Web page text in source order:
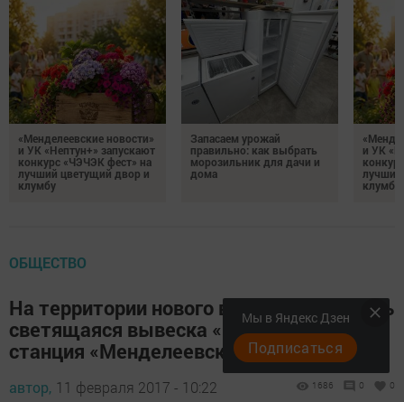
«Менделеевские новости»
и УК «Нептун+» запускают
конкурс «ЧЭЧЭК фест» на
лучший цветущий двор и
клумбу
Запасаем урожай
правильно: как выбрать
морозильник для дачи и
дома
и УК
клумбу
ОБЩЕСТВО
На территории нового вокзала появились
светящаяся вывеска «Менделеевск» и
станция «Менделеевская»
автор, 11 февраля 2017 - 10:22 1686 0 0
Мы в Яндекс Дзен
Подписаться